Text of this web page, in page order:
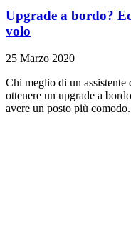
Upgrade a bordo?
volo
25 Marzo 2020
Chi meglio di un
ottenere un upgrade a
avere un posto più comodo.